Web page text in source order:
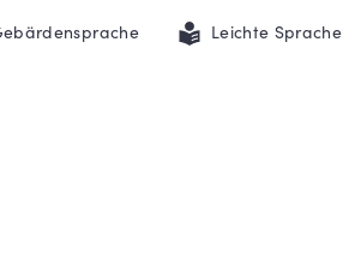
Leichte Sprache